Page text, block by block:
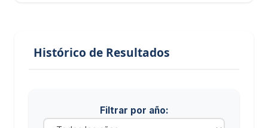
Histórico de Resultados
Filtrar por año: